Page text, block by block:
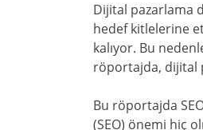
Dijital pazarlama
hedef kitlelerine
kalıyor. Bu
röportajda, dijital
Bu röportajda
(SEO) önemi hiç